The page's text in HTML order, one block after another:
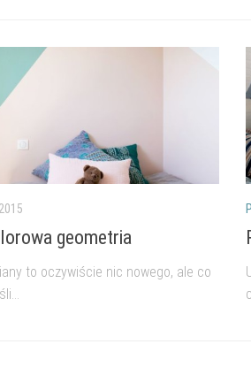
geometria
to oczywiście nic nowego, ale co